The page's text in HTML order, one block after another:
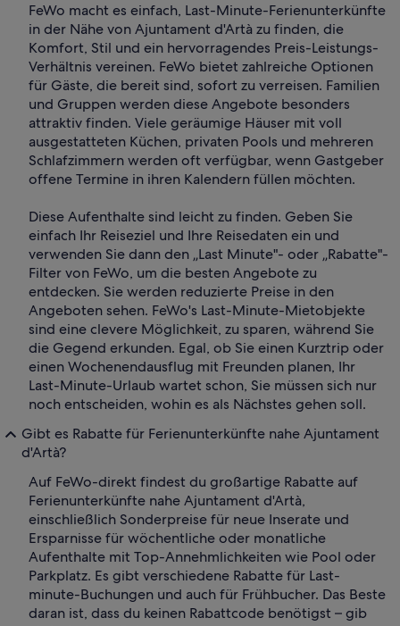
FeWo macht es einfach, Last-Minute-Ferienunterkünfte
in der Nähe von Ajuntament d'Artà zu finden, die
Komfort, Stil und ein hervorragendes Preis-Leistungs-
Verhältnis vereinen. FeWo bietet zahlreiche Optionen
für Gäste, die bereit sind, sofort zu verreisen. Familien
und Gruppen werden diese Angebote besonders
attraktiv finden. Viele geräumige Häuser mit voll
ausgestatteten Küchen, privaten Pools und mehreren
Schlafzimmern werden oft verfügbar, wenn Gastgeber
offene Termine in ihren Kalendern füllen möchten.
Diese Aufenthalte sind leicht zu finden. Geben Sie
einfach Ihr Reiseziel und Ihre Reisedaten ein und
verwenden Sie dann den „Last Minute"- oder „Rabatte"-
Filter von FeWo, um die besten Angebote zu
entdecken. Sie werden reduzierte Preise in den
Angeboten sehen. FeWo's Last-Minute-Mietobjekte
sind eine clevere Möglichkeit, zu sparen, während Sie
die Gegend erkunden. Egal, ob Sie einen Kurztrip oder
einen Wochenendausflug mit Freunden planen, Ihr
Last-Minute-Urlaub wartet schon, Sie müssen sich nur
noch entscheiden, wohin es als Nächstes gehen soll.
Gibt es Rabatte für Ferienunterkünfte nahe Ajuntament
d'Artà?
Auf FeWo-direkt findest du großartige Rabatte auf
Ferienunterkünfte nahe Ajuntament d'Artà,
einschließlich Sonderpreise für neue Inserate und
Ersparnisse für wöchentliche oder monatliche
Aufenthalte mit Top-Annehmlichkeiten wie Pool oder
Parkplatz. Es gibt verschiedene Rabatte für Last-
minute-Buchungen und auch für Frühbucher. Das Beste
daran ist, dass du keinen Rabattcode benötigst – gib